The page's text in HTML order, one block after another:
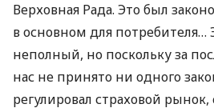
Верховная Рада. Это был
в основном для потребителя…
неполный, но поскольку за
нас не принято ни одного
регулировал страховой